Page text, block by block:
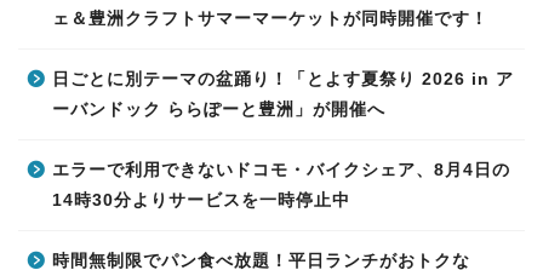
ェ＆豊洲クラフトサマーマーケットが同時開催です！
日ごとに別テーマの盆踊り！「とよす夏祭り 2026 in ア
ーバンドック ららぽーと豊洲」が開催へ
エラーで利用できないドコモ・バイクシェア、8月4日の
14時30分よりサービスを一時停止中
時間無制限でパン食べ放題！平日ランチがおトクな